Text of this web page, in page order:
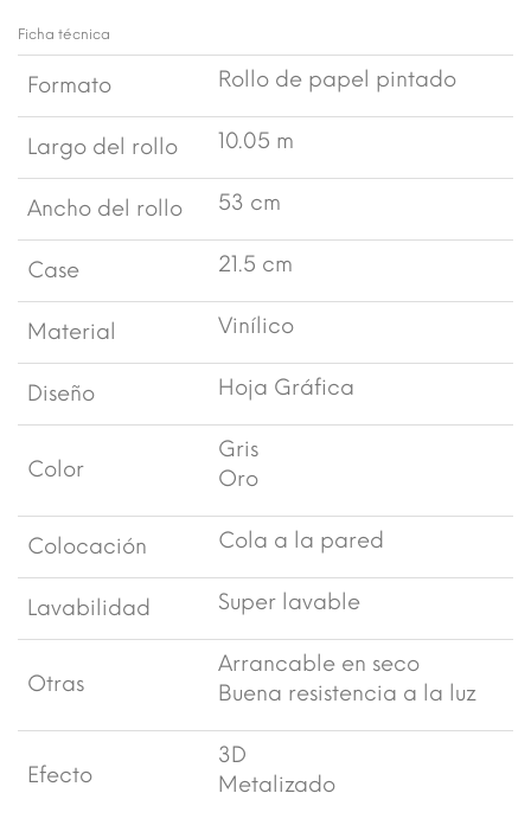
Ficha técnica
Formato Rollo de papel pintado
Largo del rollo 10.05 m
Ancho del rollo 53 cm
Case 21.5 cm
Material Vinílico
Diseño Hoja Gráfica
Color
Gris
Oro
Colocación Cola a la pared
Lavabilidad Super lavable
Otras
Arrancable en seco
Buena resistencia a la luz
Efecto
3D
Metalizado